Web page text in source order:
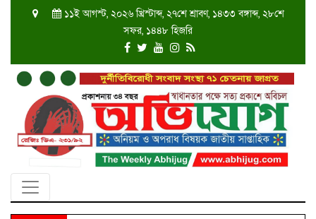
১১ই আগস্ট, ২০২৬ খ্রিস্টাব্দ, ২৭শে শ্রাবণ, ১৪৩৩ বঙ্গাব্দ, ২৮শে
সফর, ১৪৪৮ হিজরি